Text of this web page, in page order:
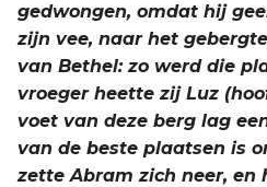
gedwongen, omdat hij
zijn vee, naar het
van Bethel: zo werd die
vroeger heette zij Luz
voet van deze berg lag
van de beste plaatsen is
zette Abram zich neer, en